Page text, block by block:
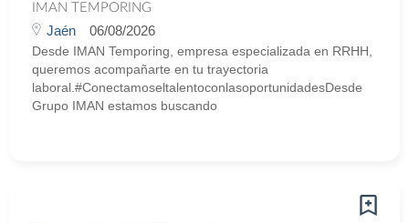
IMAN TEMPORING
Jaén 06/08/2026
Desde IMAN Temporing, empresa especializada en RRHH,
queremos acompañarte en tu trayectoria
laboral.#ConectamoseltalentoconlasoportunidadesDesde
Grupo IMAN estamos buscando